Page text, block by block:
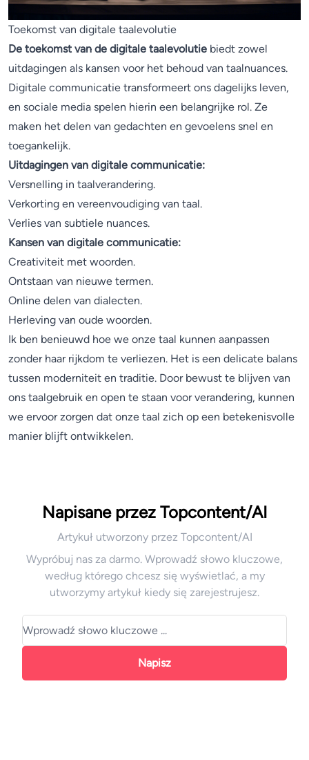
Toekomst van digitale taalevolutie
De toekomst van de digitale taalevolutie biedt zowel
uitdagingen als kansen voor het behoud van taalnuances.
Digitale communicatie transformeert ons dagelijks leven,
en sociale media spelen hierin een belangrijke rol. Ze
maken het delen van gedachten en gevoelens snel en
toegankelijk.
Uitdagingen van digitale communicatie:
Versnelling in taalverandering.
Verkorting en vereenvoudiging van taal.
Verlies van subtiele nuances.
Kansen van digitale communicatie:
Creativiteit met woorden.
Ontstaan van nieuwe termen.
Online delen van dialecten.
Herleving van oude woorden.
Ik ben benieuwd hoe we onze taal kunnen aanpassen
zonder haar rijkdom te verliezen. Het is een delicate balans
tussen moderniteit en traditie. Door bewust te blijven van
ons taalgebruik en open te staan voor verandering, kunnen
we ervoor zorgen dat onze taal zich op een betekenisvolle
manier blijft ontwikkelen.
Napisane przez Topcontent/AI
Artykuł utworzony przez Topcontent/AI
Wypróbuj nas za darmo. Wprowadź słowo kluczowe,
według którego chcesz się wyświetlać, a my
utworzymy artykuł kiedy się zarejestrujesz.
Napisz